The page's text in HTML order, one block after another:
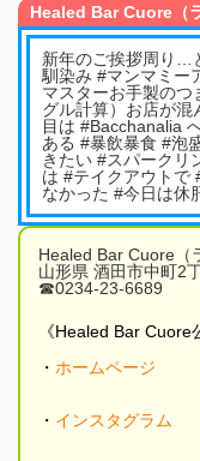
Healed Bar Cuore（
新年のご挨拶周り…
馴染み #マンマミー
マスターお手製のつ
グル計算）お店が混
目は #Bacchanalia
ある #暴飲暴食 #泡
きたい #スパークリ
は #テイクアウトで
なかった #今日は休
Healed Bar Cuore（
山形県 酒田市中町2
☎︎0234-23-6689
《Healed Bar Cuore
・ ホームページ
・ インスタグラム